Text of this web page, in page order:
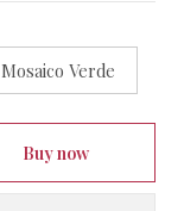
Mosaico Verde
Buy now